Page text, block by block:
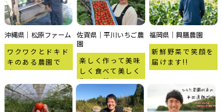
沖縄県｜松原ファーム
ワクワクとドキド
キのある農園で
す。
佐賀県｜平川いちご農
園
楽しく作って美味
しく食べて美しく
生きる♡
福岡県｜興膳農園
新鮮野菜で笑顔を
届けます!!